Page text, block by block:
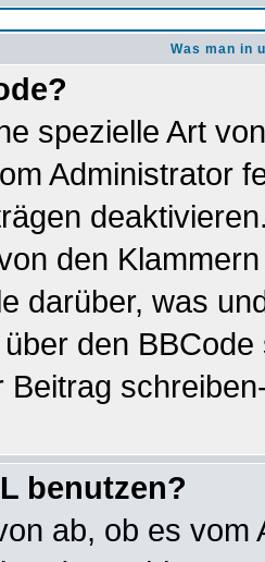
Was man in
spezielle Art
Administrator
den
darüber, was
den
Beitrag
benutzen?
ab, ob es